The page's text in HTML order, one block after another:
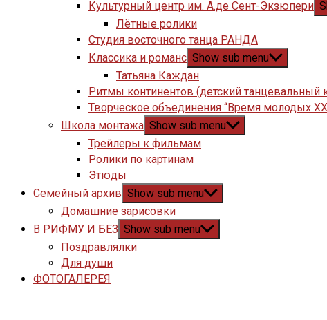
Культурный центр им. А.де Сент-Экзюпери
Лётные ролики
Студия восточного танца РАНДА
Классика и романс Show sub menu
Татьяна Каждан
Ритмы континентов (детский танцевальный
Творческое объединения “Время молодых
Школа монтажа Show sub menu
Трейлеры к фильмам
Ролики по картинам
Этюды
Семейный архив Show sub menu
Домашние зарисовки
В РИФМУ И БЕЗ Show sub menu
Поздравлялки
Для души
ФОТОГАЛЕРЕЯ